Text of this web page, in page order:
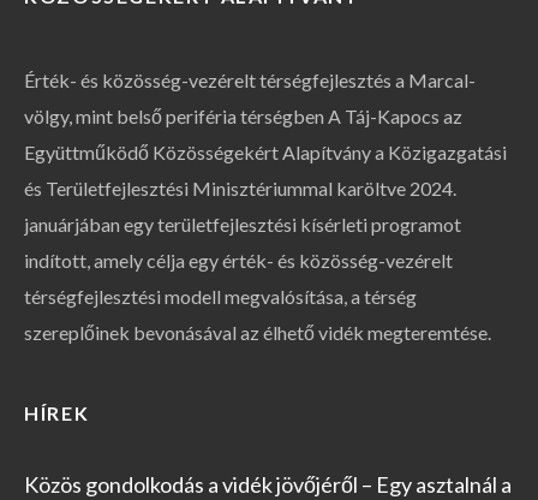
Érték- és közösség-vezérelt térségfejlesztés a Marcal-
völgy, mint belső periféria térségben A Táj-Kapocs az
Együttműködő Közösségekért Alapítvány a Közigazgatási
és Területfejlesztési Minisztériummal karöltve 2024.
januárjában egy területfejlesztési kísérleti programot
indított, amely célja egy érték- és közösség-vezérelt
térségfejlesztési modell megvalósítása, a térség
szereplőinek bevonásával az élhető vidék megteremtése.
HÍREK
Közös gondolkodás a vidék jövőjéről – Egy asztalnál a